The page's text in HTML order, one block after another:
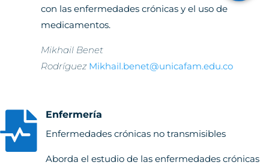
con las enfermedades crónicas y el uso de
medicamentos.
Mikhail Benet
Rodríguez Mikhail.benet@unicafam.edu.co

Enfermería
Enfermedades crónicas no transmisibles
Aborda el estudio de las enfermedades crónicas